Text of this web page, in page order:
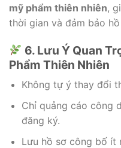
mỹ phẩm thiên nhiên,
thời gian và đảm bảo
6. Lưu Ý Quan
Phẩm Thiên Nhiên
Không tự ý thay đổi
Chỉ quảng cáo công
đăng ký.
Lưu hồ sơ công bố ít